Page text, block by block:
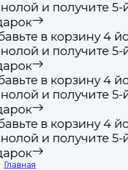
и получите 5-
в корзину 4
и получите 5-
в корзину 4
и получите 5-
в корзину 4
и получите 5-
Главная